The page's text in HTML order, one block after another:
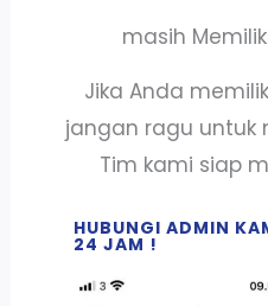
masih
Jika Anda
jangan ragu untuk
Tim kami siap
HUBUNGI ADMIN
24 JAM !